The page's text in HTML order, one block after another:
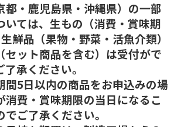
・鹿児島県・沖縄県）の一部
いては、生もの（消費・賞味期
鮮品（果物・野菜・活魚介類）
セット商品を含む）は受付がで
承ください。
5日以内の商品をお申込みの場
消費・賞味期限の当日になるこ
ご了承ください。